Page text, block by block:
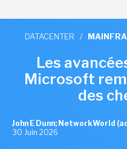
DATACENTER /
Les
Microsoft
des
John E Dunn; NetworkWorld
30 Juin 2026